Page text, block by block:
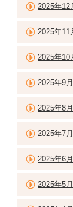
2025年12
2025年11
2025年10
2025年9
2025年8
2025年7
2025年6
2025年5